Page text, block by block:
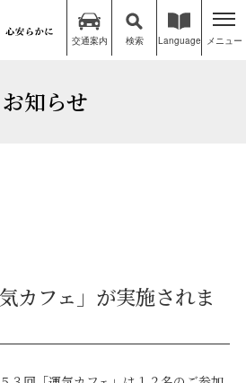
交通案内 検索 Language メニュー
お知らせ
カフェ」が実施されま